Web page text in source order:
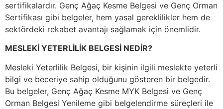
sertifikalardır. Genç Ağaç Kesme Belgesi ve Genç Orman
Sertifikası gibi belgeler, hem yasal gereklilikler hem de
sektördeki rekabet avantajı sağlamak için önemlidir.
MESLEKİ YETERLİLİK BELGESİ NEDİR?
Mesleki Yeterlilik Belgesi, bir kişinin ilgili meslekte yeterli
bilgi ve beceriye sahip olduğunu gösteren bir belgedir.
Bu belgeler, Genç Ağaç Kesme MYK Belgesi ve Genç
Orman Belgesi Yenileme gibi belgelendirme süreçleri ile